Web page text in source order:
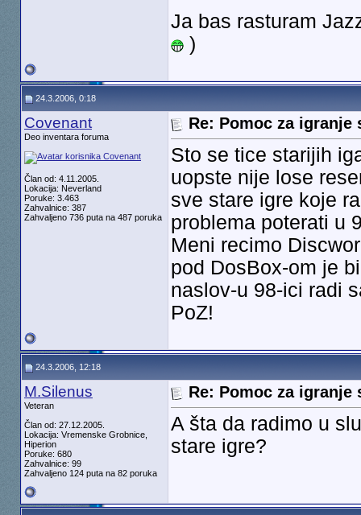
Ja bas rasturam
)
24.3.2006, 0:18
Covenant
Deo inventara foruma
Član od: 4.11.2005.
Lokacija: Neverland
Poruke: 3.463
Zahvalnice: 387
Zahvaljeno 736 puta na 487 poruka
Re: Pomoc za igranje
Sto se tice starijih
uopste nije lose
sve stare igre koje
problema poterati u
Meni recimo
pod DosBox-om je
naslov-u 98-ici radi
PoZ!
24.3.2006, 12:18
M.Silenus
Veteran
Član od: 27.12.2005.
Lokacija: Vremenske Grobnice,
Hiperion
Poruke: 680
Zahvalnice: 99
Zahvaljeno 124 puta na 82 poruka
Re: Pomoc za igranje
A šta da radimo u
stare igre?